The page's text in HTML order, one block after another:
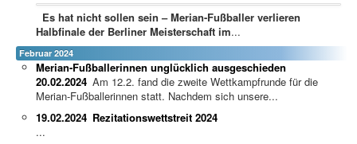
Es hat nicht sollen sein – Merian-Fußballer verlieren
Halbfinale der Berliner Meisterschaft im...
Februar 2024
Merian-Fußballerinnen unglücklich ausgeschieden
20.02.2024 Am 12.2. fand die zweite Wettkampfrunde für die
Merian-Fußballerinnen statt. Nachdem sich unsere...
Rezitationswettstreit 2024
19.02.2024
...